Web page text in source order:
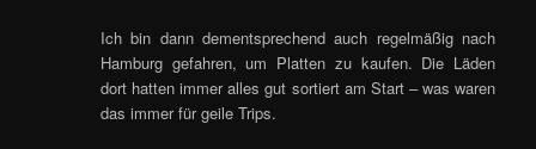
Ich bin dann dementsprechend auch regelmäßig nach
Hamburg gefahren, um Platten zu kaufen. Die Läden
dort hatten immer alles gut sortiert am Start – was waren
das immer für geile Trips.